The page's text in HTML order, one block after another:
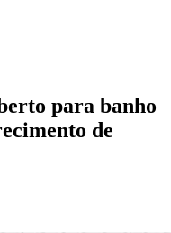
para banho
de